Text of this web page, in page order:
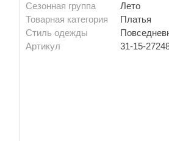
Сезонная группа
Лето
Товарная категория
Платья
Стиль одежды
Артикул
31-15-